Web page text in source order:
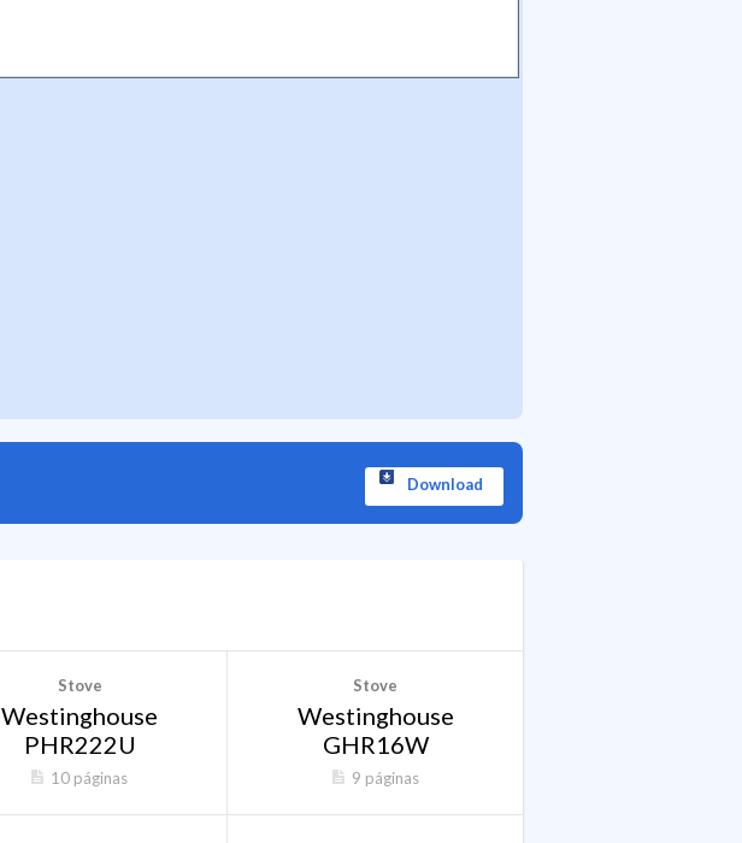
Download
Stove
Westinghouse
PHR222U
10 páginas
Stove
Westinghouse
GHR16W
9 páginas